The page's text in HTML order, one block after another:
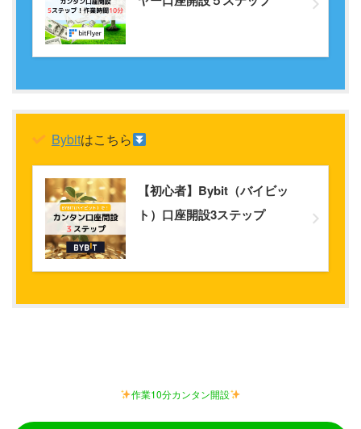
Bybitはこちら
【初心者】Bybit（バイビッ
ト）口座開設3ステップ
作業10分カンタン開設